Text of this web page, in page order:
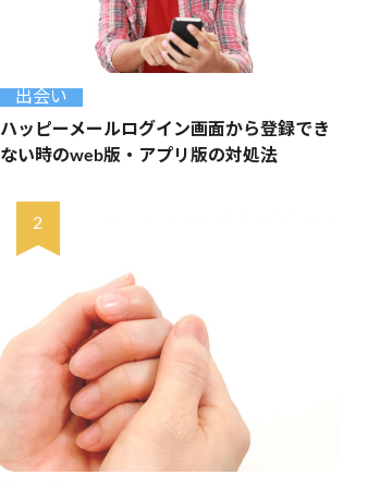
出会い
ハッピーメールログイン画面から登録でき
ない時のweb版・アプリ版の対処法